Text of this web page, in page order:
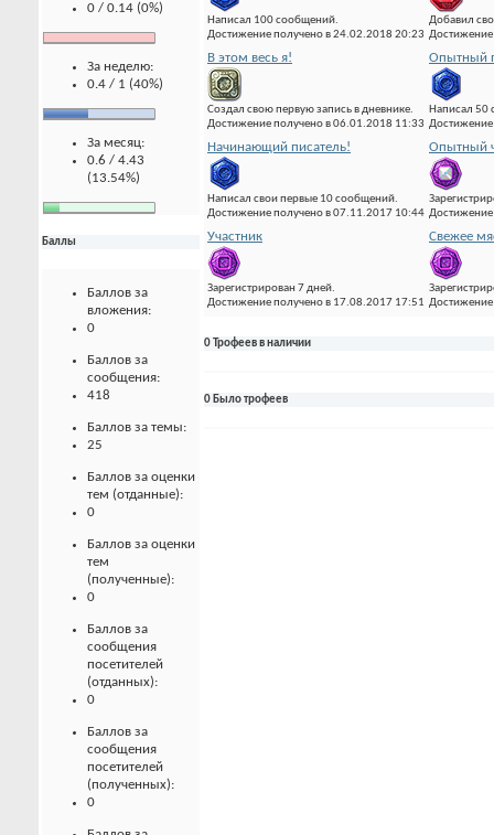
0 / 0.14 (0%)
За неделю:
0.4 / 1 (40%)
За месяц:
0.6 / 4.43
(13.54%)
Баллы
Баллов за
вложения:
0
Баллов за
сообщения:
418
Баллов за темы:
25
Баллов за оценки
тем (отданные):
0
Баллов за оценки
тем
(полученные):
0
Баллов за
сообщения
посетителей
(отданных):
0
Баллов за
сообщения
посетителей
(полученных):
0
Написал 100 сообщений.
Достижение получено в 24.02.2018 20:23
Добавил
В этом весь я!
Создал свою первую запись в дневнике.
Достижение получено в 06.01.2018 11:33
Опытный
Написал 50
Начинающий писатель!
Написал свои первые 10 сообщений.
Достижение получено в 07.11.2017 10:44
Опытный
Участник
Зарегистрирован 7 дней.
Достижение получено в 17.08.2017 17:51
Свежее
0 Трофеев в наличии
0 Было трофеев